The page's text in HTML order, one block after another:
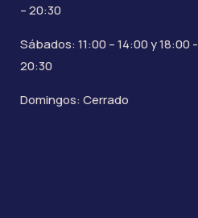
– 20:30
Sábados: 11:00 – 14:00 y 18:00 -
20:30
Domingos: Cerrado